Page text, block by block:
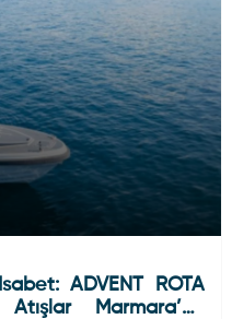
ADVENT ROTA
Marmara’da